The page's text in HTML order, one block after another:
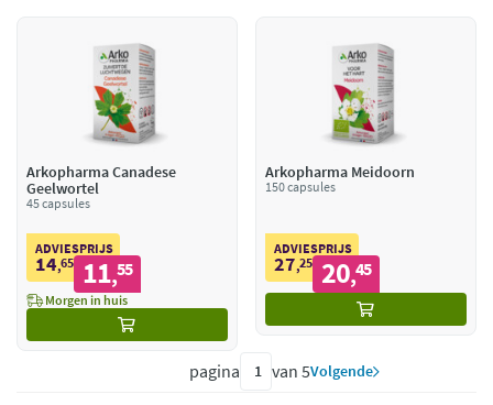
Arkopharma Canadese
Geelwortel
45 capsules
ADVIESPRIJS
14,65 11,55
Morgen in huis
Arkopharma Meidoorn
150 capsules
ADVIESPRIJS
27,25 20,45
pagina van 5Volgende